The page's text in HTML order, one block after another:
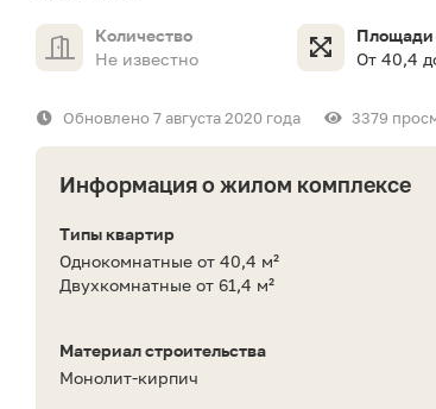
Количество
Не известно
Площади
От 40,4
Обновлено 7 августа 2020 года 3379
Информация о жилом комплексе
Типы квартир
Однокомнатные от 40,4 м²
Двухкомнатные от 61,4 м²
Материал строительства
Монолит-кирпич